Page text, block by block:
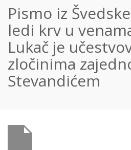
Pismo iz
ledi krv u
Lukač je
zločinima
Stevandićem